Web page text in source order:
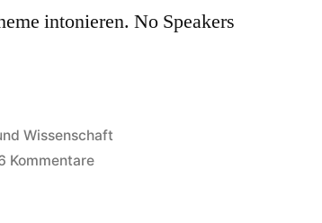
intonieren. No Speakers
Wissenschaft
Kommentarezu